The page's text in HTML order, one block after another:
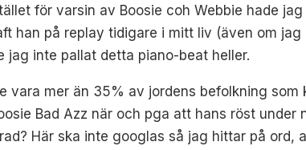
för varsin av Boosie coh Webbie hade
han på replay tidigare i mitt liv (även om
jag inte pallat detta piano-beat heller.
vara mer än 35% av jordens befolkning
Bad Azz när och pga att hans röst
Här ska inte googlas så jag hittar på ord,